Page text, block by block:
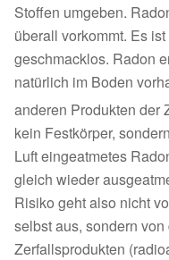
Stoffen umgeben.
überall vorkommt. Es
geschmacklos. Radon
natürlich im Boden
anderen Produkten der
kein Festkörper,
Luft eingeatmetes
gleich wieder
Risiko geht also nicht
selbst aus, sondern
Zerfallsprodukten